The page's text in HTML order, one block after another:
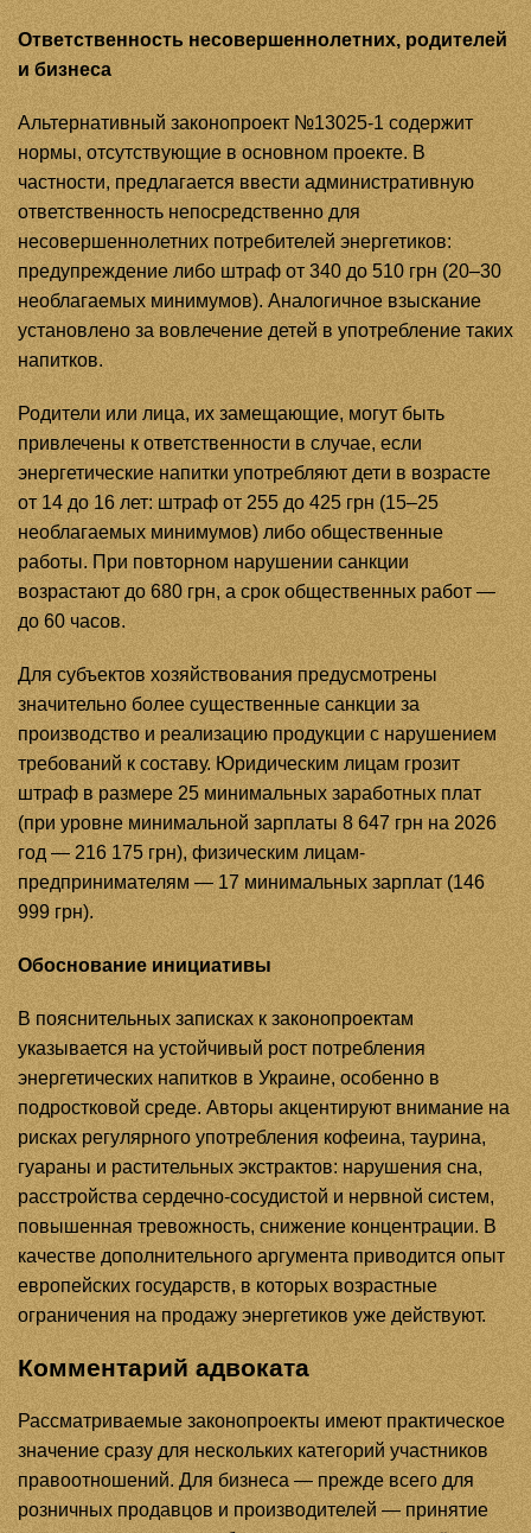
Ответственность несовершеннолетних, родителей
и бизнеса
Альтернативный законопроект №13025-1 содержит
нормы, отсутствующие в основном проекте. В
частности, предлагается ввести административную
ответственность непосредственно для
несовершеннолетних потребителей энергетиков:
предупреждение либо штраф от 340 до 510 грн (20–30
необлагаемых минимумов). Аналогичное взыскание
установлено за вовлечение детей в употребление таких
напитков.
Родители или лица, их замещающие, могут быть
привлечены к ответственности в случае, если
энергетические напитки употребляют дети в возрасте
от 14 до 16 лет: штраф от 255 до 425 грн (15–25
необлагаемых минимумов) либо общественные
работы. При повторном нарушении санкции
возрастают до 680 грн, а срок общественных работ —
до 60 часов.
Для субъектов хозяйствования предусмотрены
значительно более существенные санкции за
производство и реализацию продукции с нарушением
требований к составу. Юридическим лицам грозит
штраф в размере 25 минимальных заработных плат
(при уровне минимальной зарплаты 8 647 грн на 2026
год — 216 175 грн), физическим лицам-
предпринимателям — 17 минимальных зарплат (146
999 грн).
Обоснование инициативы
В пояснительных записках к законопроектам
указывается на устойчивый рост потребления
энергетических напитков в Украине, особенно в
подростковой среде. Авторы акцентируют внимание на
рисках регулярного употребления кофеина, таурина,
гуараны и растительных экстрактов: нарушения сна,
расстройства сердечно-сосудистой и нервной систем,
повышенная тревожность, снижение концентрации. В
качестве дополнительного аргумента приводится опыт
европейских государств, в которых возрастные
ограничения на продажу энергетиков уже действуют.
Комментарий адвоката
Рассматриваемые законопроекты имеют практическое
значение сразу для нескольких категорий участников
правоотношений. Для бизнеса — прежде всего для
розничных продавцов и производителей — принятие